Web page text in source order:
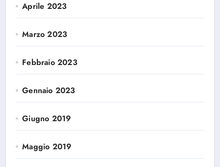
Aprile 2023
Marzo 2023
Febbraio 2023
Gennaio 2023
Giugno 2019
Maggio 2019